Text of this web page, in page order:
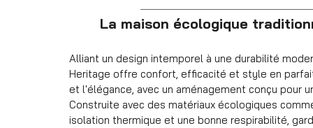
La maison écologique
Alliant un design intemporel à une durabilité
Heritage offre confort, efficacité et style en
et l'élégance, avec un aménagement conçu pour
Construite avec des matériaux écologiques
isolation thermique et une bonne respirabilité,